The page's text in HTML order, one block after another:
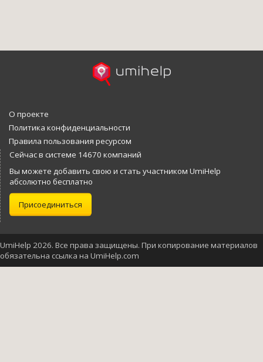
О проекте
Политика конфиденциальности
Правила пользования ресурсом
Сейчас в системе 14670 компаний
Вы можете добавить свою и стать участником UmiHelp
абсолютно бесплатно
Присоединиться
UmiHelp 2026. Все права защищены. При копирование материалов
обязательна ссылка на UmiHelp.com